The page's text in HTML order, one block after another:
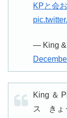
KPと会
— King &
King ＆
ス きょ